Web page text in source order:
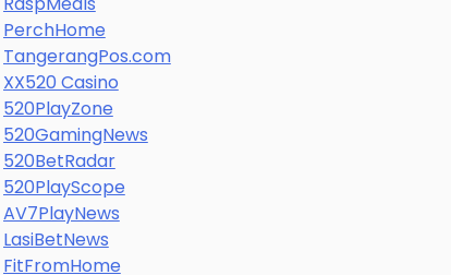
PerchHome
TangerangPos.com
XX520 Casino
520PlayZone
520GamingNews
520BetRadar
520PlayScope
AV7PlayNews
LasiBetNews
FitFromHome